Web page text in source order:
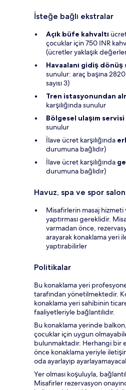
İsteğe bağlı ekstralar
Açık büfe kahvaltı
çocuklar için 750 INR
(ücretler yaklaşık
Havaalanı gidiş dönüş
sunulur: araç başına
sayısı 3)
Tren istasyonundan
karşılığında sunulur
Bölgesel ulaşım servisi
sunulur
İlave ücret karşılığında
durumuna bağlıdır)
İlave ücret karşılığında
durumuna bağlıdır)
Havuz, spa ve spor
Misafirlerin masaj hizmeti
yaptırması gereklidir.
varmadan önce,
arayarak konaklama yeri
yaptırabilirler
Politikalar
Bu konaklama yeri
tarafından yönetilmektedir.
konaklama yeri sahibinin
faaliyetleriyle bağlantılıdır.
Bu konaklama yerinde
çocuklar için uygun
bulunmaktadır. Herhangi bir
önce konaklama yeriyle
oda ayarlayıp
Yer olması koşuluyla,
Misafirler rezervasyon